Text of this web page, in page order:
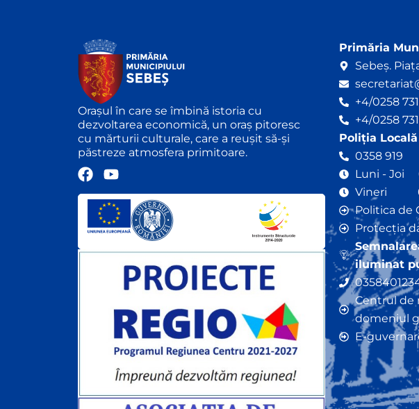
Orașul în care se îmbină istoria cu
dezvoltarea economică, un oraș pitoresc
cu mărturii culturale, care a reușit să-și
păstreze atmosfera primitoare.
F
c
b
o
Y
u
t
u
b
Primăria
Sebeș.
+4/0258
+4/0258
Poliția Locală
0358 919
Luni - Joi
Vineri
Politica de
Protecția
iluminat
Centrul de
domeniul
E-